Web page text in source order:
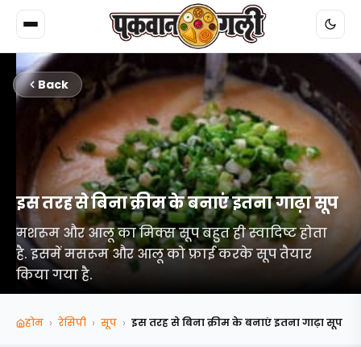
Back
इस तरह से बिना क्रीम के बनाएं इतना गाढ़ा सूप
मशरूम और आलू का मिक्स सूप बहुत ही स्वादिष्ट होता
है. इसमें मसरूम और आलू को फ्राई करके सूप तैयार
किया गया है.
होम › रेसिपी › सूप › इस तरह से बिना क्रीम के बनाएं इतना गाढ़ा सूप